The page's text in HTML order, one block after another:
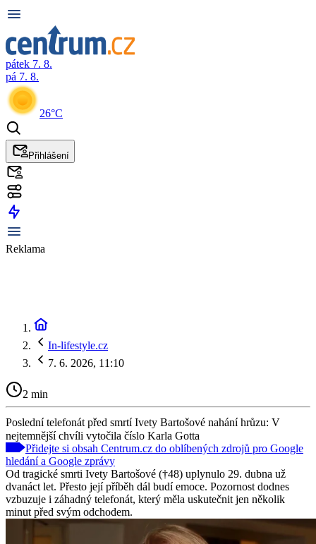
pátek 7. 8.
pá 7. 8.
26°C
Přihlášení
Reklama
In-lifestyle.cz
7. 6. 2026, 11:10
2 min
Poslední telefonát před smrtí Ivety Bartošové nahání hrůzu: V
nejtemnější chvíli vytočila číslo Karla Gotta
Přidejte si obsah Centrum.cz do oblíbených zdrojů pro Google
hledání a Google zprávy
Od tragické smrti Ivety Bartošové (†48) uplynulo 29. dubna už
dvanáct let. Přesto její příběh dál budí emoce. Pozornost dodnes
vzbuzuje i záhadný telefonát, který měla uskutečnit jen několik
minut před svým odchodem.